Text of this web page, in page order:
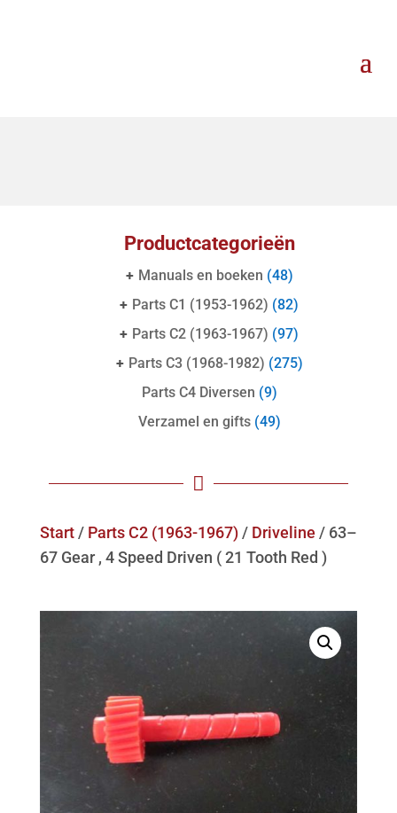
Productcategorieën
+ Manuals en boeken (48)
+ Parts C1 (1953-1962) (82)
+ Parts C2 (1963-1967) (97)
+ Parts C3 (1968-1982) (275)
Parts C4 Diversen (9)
Verzamel en gifts (49)

Start/ Parts C2 (1963-1967)/ Driveline / 63–
67 Gear , 4 Speed Driven ( 21 Tooth Red )